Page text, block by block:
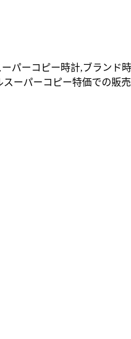
パーコピー時計,ブラン
ーパーコピー特価での販